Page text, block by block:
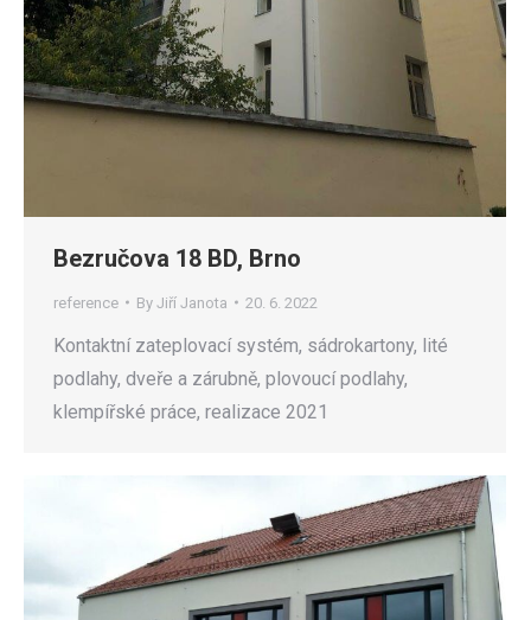
Bezručova 18 BD, Brno
reference By Jiří Janota 20. 6. 2022
Kontaktní zateplovací systém, sádrokartony, lité
podlahy, dveře a zárubně, plovoucí podlahy,
klempířské práce, realizace 2021